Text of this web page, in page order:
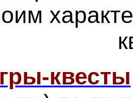
квесты